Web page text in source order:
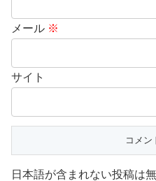
メール ※
サイト
日本語が含まれない投稿は